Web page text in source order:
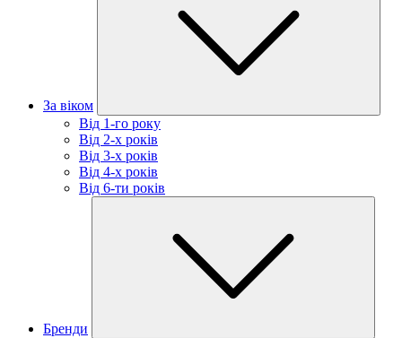
За віком
Від 1-го року
Від 2-х років
Від 3-х років
Від 4-х років
Від 6-ти років
Бренди